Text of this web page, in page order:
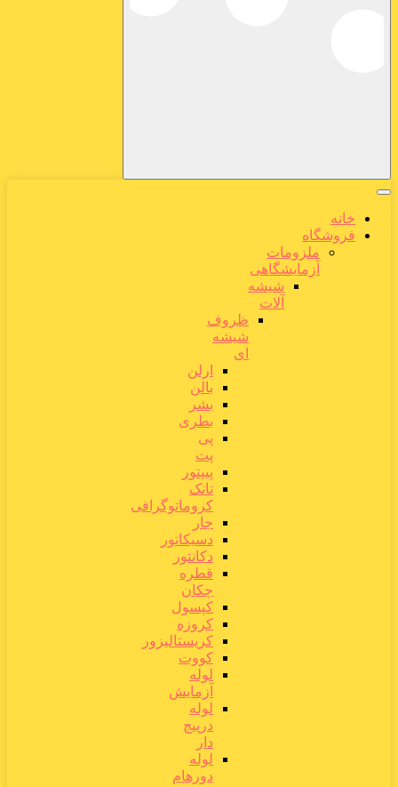
خانه
فروشگاه
ملزومات
آزمایشگاهی
شیشه
آلات
ظروف
شیشه
ای
ارلن
بالن
بشر
بطری
پی
پت
پیپتور
تانک
کروماتوگرافی
جار
دسیکاتور
دکانتور
قطره
چکان
کپسول
کروزه
کریستالیزور
کووت
لوله
آزمایش
لوله
درپیچ
دار
لوله
دورهام